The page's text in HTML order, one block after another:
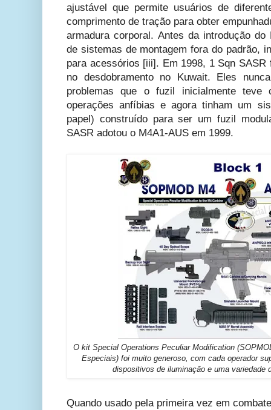
ajustável que permite usuários de
comprimento de tração para obter
armadura corporal. Antes da introdução do
de sistemas de montagem fora do padrão,
para acessórios [iii]. Em 1998, 1 Sqn
no desdobramento no Kuwait. Eles
problemas que o fuzil inicialmente teve
operações anfíbias e agora tinham um
papel) construído para ser um fuzil
SASR adotou o M4A1-AUS em 1999.
O kit Special Operations Peculiar Modification
Especiais) foi muito generoso, com cada operador
dispositivos de iluminação e uma variedade
Quando usado pela primeira vez em